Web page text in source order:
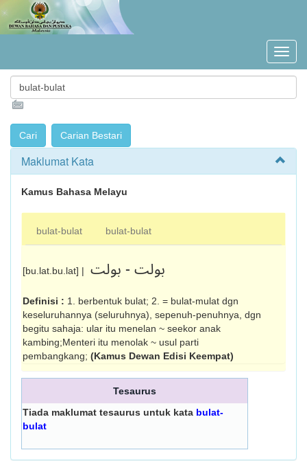
Maklumat Kata
Kamus Bahasa Melayu
bulat-bulat bulat-bulat
[bu.lat.bu.lat] | بولت - بولت
Definisi : 1. berbentuk bulat; 2. = bulat-mulat dgn
keseluruhannya (seluruhnya), sepenuh-penuhnya, dgn
begitu sahaja: ular itu menelan ~ seekor anak
kambing;Menteri itu menolak ~ usul parti
pembangkang; (Kamus Dewan Edisi Keempat)
Tesaurus
Tiada maklumat tesaurus untuk kata bulat-
bulat